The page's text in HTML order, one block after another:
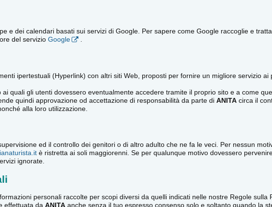
e dei calendari basati sui servizi di Google. Per sapere come Google raccoglie e
del servizio Google .
ipertestuali (Hyperlink) con altri siti Web, proposti per fornire un migliore servizio
quali gli utenti dovessero eventualmente accedere tramite il proprio sito e a come
quindi approvazione od accettazione di responsabilità da parte di ANITA circa il
alla loro utilizzazione.
ed il controllo dei genitori o di altro adulto che ne fa le veci. Per nessun
è ristretta ai soli maggiorenni. Se per qualunque motivo dovessero
ignorate.
personali raccolte per scopi diversi da quelli indicati nelle nostre Regole sulla
effettuata da ANITA anche senza il tuo espresso consenso solo e soltanto quando la